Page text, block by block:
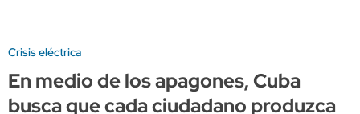
Crisis eléctrica
En medio de los apagones, Cuba
busca que cada ciudadano produzca